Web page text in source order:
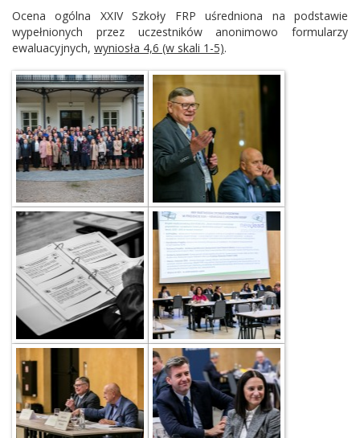
Ocena ogólna XXIV Szkoły FRP uśredniona na podstawie
wypełnionych przez uczestników anonimowo formularzy
ewaluacyjnych, wyniosła 4,6 (w skali 1-5).